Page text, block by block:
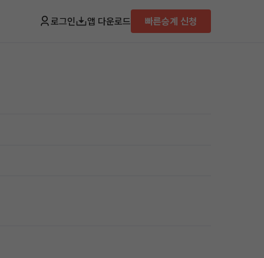
로그인 앱 다운로드 빠른승계 신청